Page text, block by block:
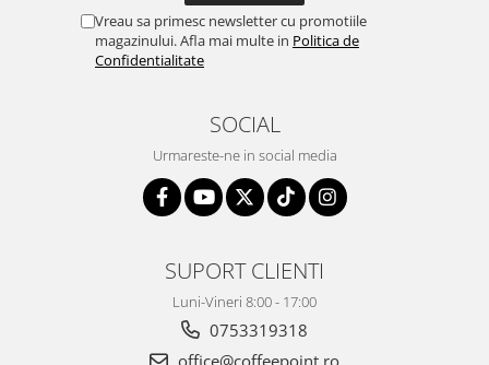
Vreau sa primesc newsletter cu promotiile
magazinului. Afla mai multe in Politica de
Confidentialitate
SOCIAL
Urmareste-ne in social media
SUPORT CLIENTI
Luni-Vineri 8:00 - 17:00
0753319318